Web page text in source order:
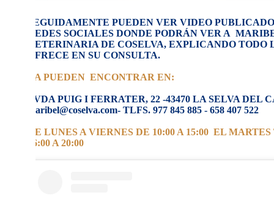
SEGUIDAMENTE PUEDEN VER VIDEO
REDES SOCIALES DONDE PODRÁN VER A
VETERINARIA DE COSELVA, EXPLICANDO TODO
OFRECE EN SU CONSULTA.
LA PUEDEN ENCONTRAR EN:
AVDA PUIG I FERRATER, 22 -43470 LA SELVA DEL
maribel@coselva.com- TLFS. 977 845 885 - 658 407 522
DE LUNES A VIERNES DE 10:00 A 15:00 EL
16:00 A 20:00